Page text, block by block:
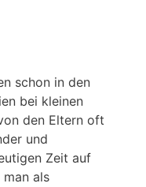
schon in den
bei kleinen
den Eltern oft
und
Zeit auf
als